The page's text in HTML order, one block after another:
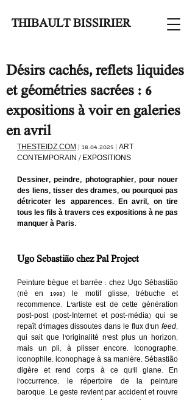
THIBAULT BISSIRIER
Désirs cachés, reflets liquides
et géométries sacrées : 6
expositions à voir en galeries
en avril
THESTEIDZ.COM | 18.04.2025 | ART
CONTEMPORAIN / EXPOSITIONS
Dessiner, peindre, photographier, pour nouer
des liens, tisser des drames, ou pourquoi pas
détricoter les apparences. En avril, on tire
tous les fils à travers ces expositions à ne pas
manquer à Paris.
Ugo Sebastião chez Pal Project
Peinture bègue et barrée : chez Ugo Sébastião
(né en 1998) le motif glisse, trébuche et
recommence. L’artiste est de cette génération
post-post (post-Internet et post-média) qui se
repaît d’images dissoutes dans le flux d’un feed,
qui sait que l’originalité n’est plus un horizon,
mais un pli, à plisser encore. Iconographe,
iconophile, iconophage à sa manière, Sébastião
digère et rend corps à ce qu’il glane. En
l’occurrence, le répertoire de la peinture
baroque. Le geste revient par accident et rouvre